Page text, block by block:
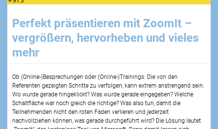
Perfekt präsentieren mit ZoomIt –
vergrößern, hervorheben und vieles
mehr
Ob (Online-)Besprechungen oder (Online-)Trainings: Die von den
Referenten gezeigten Schritte zu verfolgen, kann extrem anstrengend sein.
Wo wurde gerade hingeklickt? Was wurde gerade eingegeben? Welche
Schaltfläche war noch gleich die richtige? Was also tun, damit die
Teilnehmenden nicht den roten Faden verlieren und jederzeit
nachvollziehen können, was gerade durchgeführt wird? Die Lösung lautet